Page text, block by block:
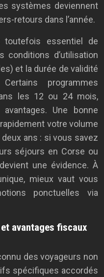
systèmes deviennent
retours dans l’année.
essentiel de
d’utilisation
et la durée de validité
programmes
les 12 ou 24 mois,
Une bonne
votre volume
ans : si vous savez
séjours en Corse ou
une évidence. À
mieux vaut vous
ponctuelles via
avantages fiscaux
des voyageurs non
spécifiques accordés